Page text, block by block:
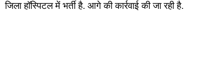
जिला हॉस्पिटल में भर्ती है. आगे की कार्रवाई की जा रही है.